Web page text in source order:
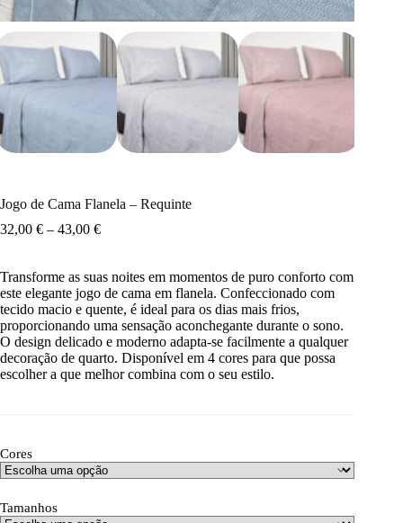
Jogo de Cama Flanela – Requinte
32,00 € – 43,00 €
Transforme as suas noites em momentos de puro conforto com
este elegante jogo de cama em flanela. Confeccionado com
tecido macio e quente, é ideal para os dias mais frios,
proporcionando uma sensação aconchegante durante o sono.
O design delicado e moderno adapta-se facilmente a qualquer
decoração de quarto. Disponível em 4 cores para que possa
escolher a que melhor combina com o seu estilo.
Cores
Tamanhos